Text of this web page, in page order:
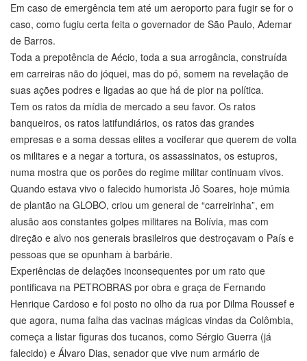
Em caso de emergência tem até um aeroporto para fugir se for o
caso, como fugiu certa feita o governador de São Paulo, Ademar
de Barros.
Toda a prepotência de Aécio, toda a sua arrogância, construída
em carreiras não do jóquei, mas do pó, somem na revelação de
suas ações podres e ligadas ao que há de pior na política.
Tem os ratos da mídia de mercado a seu favor. Os ratos
banqueiros, os ratos latifundiários, os ratos das grandes
empresas e a soma dessas elites a vociferar que querem de volta
os militares e a negar a tortura, os assassinatos, os estupros,
numa mostra que os porões do regime militar continuam vivos.
Quando estava vivo o falecido humorista Jô Soares, hoje múmia
de plantão na GLOBO, criou um general de “carreirinha”, em
alusão aos constantes golpes militares na Bolívia, mas com
direção e alvo nos generais brasileiros que destroçavam o País e
pessoas que se opunham à barbárie.
Experiências de delações inconsequentes por um rato que
pontificava na PETROBRAS por obra e graça de Fernando
Henrique Cardoso e foi posto no olho da rua por Dilma Roussef e
que agora, numa falha das vacinas mágicas vindas da Colômbia,
começa a listar figuras dos tucanos, como Sérgio Guerra (já
falecido) e Álvaro Dias, senador que vive num armário de